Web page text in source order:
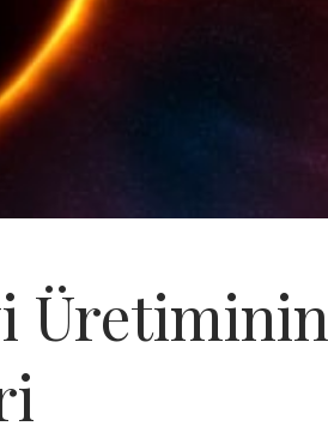
Üretiminin